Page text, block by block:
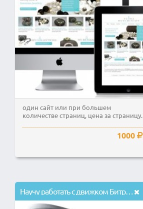
один сайт или при большем
количестве страниц, цена за страницу.
1000
Научу работать с движком Битрикс от Старта до Бизнеса